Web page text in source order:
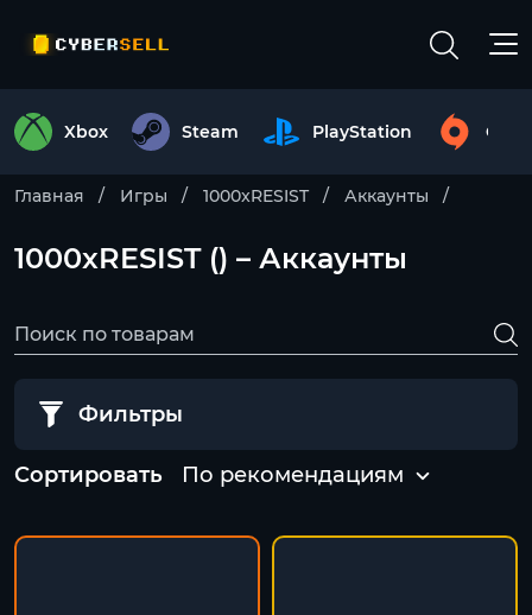
Xbox Steam PlayStation
Главная Игры 1000xRESIST Аккаунты
1000xRESIST () – Аккаунты
Фильтры
Сортировать По рекомендациям